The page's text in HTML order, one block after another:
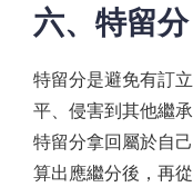
六、特留分
特留分是避免有訂
平、侵害到其他繼
特留分拿回屬於自
算出應繼分後，再